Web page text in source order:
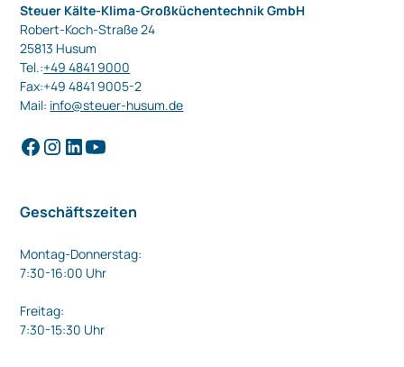
Steuer Kälte-Klima-Großküchentechnik GmbH
Robert-Koch-Straße 24
25813 Husum
Tel.:+49 4841 9000
Fax:+49 4841 9005-2
Mail: info@steuer-husum.de
Geschäftszeiten
Montag-Donnerstag:
7:30-16:00 Uhr
Freitag:
7:30-15:30 Uhr